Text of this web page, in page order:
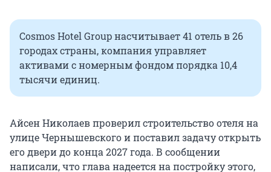
Cosmos Hotel Group насчитывает 41 отель в 26
городах страны, компания управляет
активами с номерным фондом порядка 10,4
тысячи единиц.
Айсен Николаев проверил строительство отеля на
улице Чернышевского и поставил задачу открыть
его двери до конца 2027 года. В сообщении
написали, что глава надеется на постройку этого,